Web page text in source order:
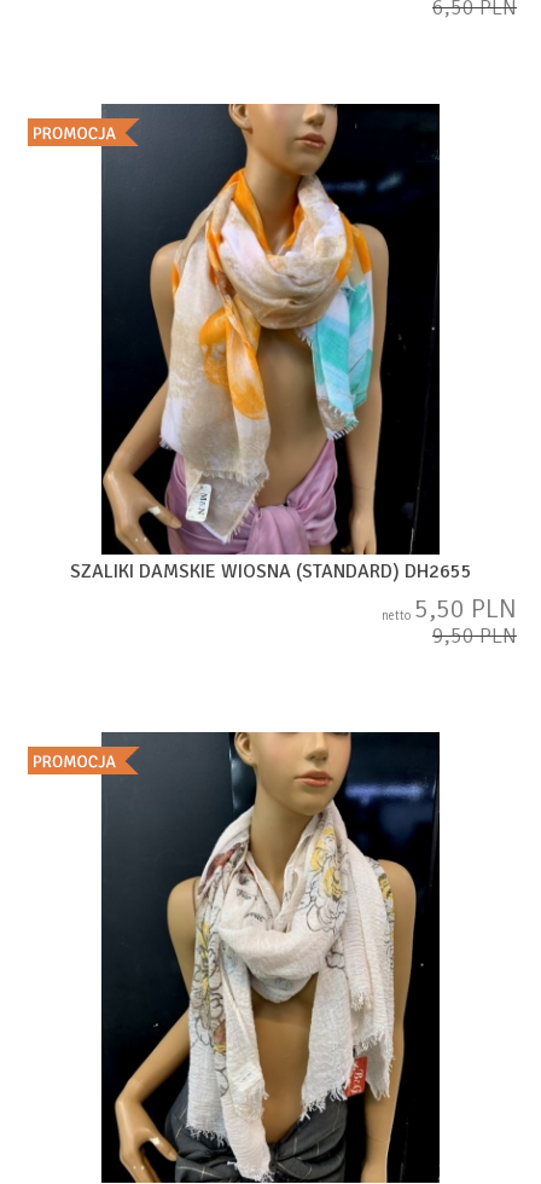
6,50 PLN
SZALIKI DAMSKIE WIOSNA (STANDARD) DH2655
netto 5,50 PLN
9,50 PLN